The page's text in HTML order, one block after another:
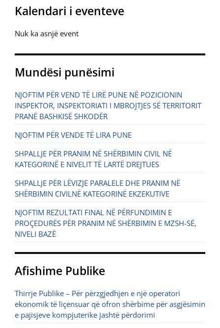
Kalendari i eventeve
Nuk ka asnjë event
Mundësi punësimi
NJOFTIM PËR VEND TË LIRË PUNE NË POZICIONIN
INSPEKTOR, INSPEKTORIATI I MBROJTJES SË TERRITORIT
PRANË BASHKISË SHKODËR
NJOFTIM PËR VENDE TË LIRA PUNE
SHPALLJE PËR PRANIM NË SHËRBIMIN CIVIL NË
KATEGORINË E NIVELIT TË LARTË DREJTUES
SHPALLJE PËR LËVIZJE PARALELE DHE PRANIM NË
SHËRBIMIN CIVILNË KATEGORINË EKZEKUTIVE
NJOFTIM REZULTATI FINAL NË PËRFUNDIMIN E
PROÇEDURËS PËR PRANIM NË SHËRBIMIN E MZSH-SË,
NIVELI BAZË
Afishime Publike
Thirrje Publike – Për përzgjedhjen e një operatori
ekonomik të liçensuar që ofron shërbime për asgjësimin
e pajisjeve kompjuterike jashtë përdorimi